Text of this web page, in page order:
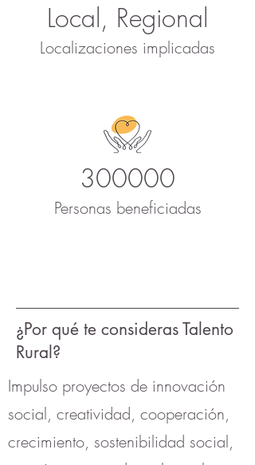
Local, Regional
Localizaciones implicadas
300000
Personas beneficiadas
¿Por qué te consideras Talento
Rural?
Impulso proyectos de innovación
social, creatividad, cooperación,
crecimiento, sostenibilidad social,